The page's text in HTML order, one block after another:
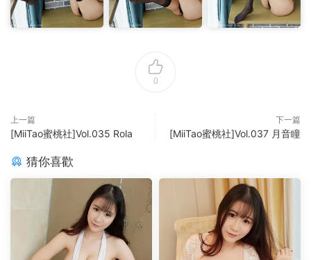
0
上一篇
[MiiTao蜜桃社]Vol.035 Rola
下一篇
[MiiTao蜜桃社]Vol.037 月音瞳
猜你喜歡